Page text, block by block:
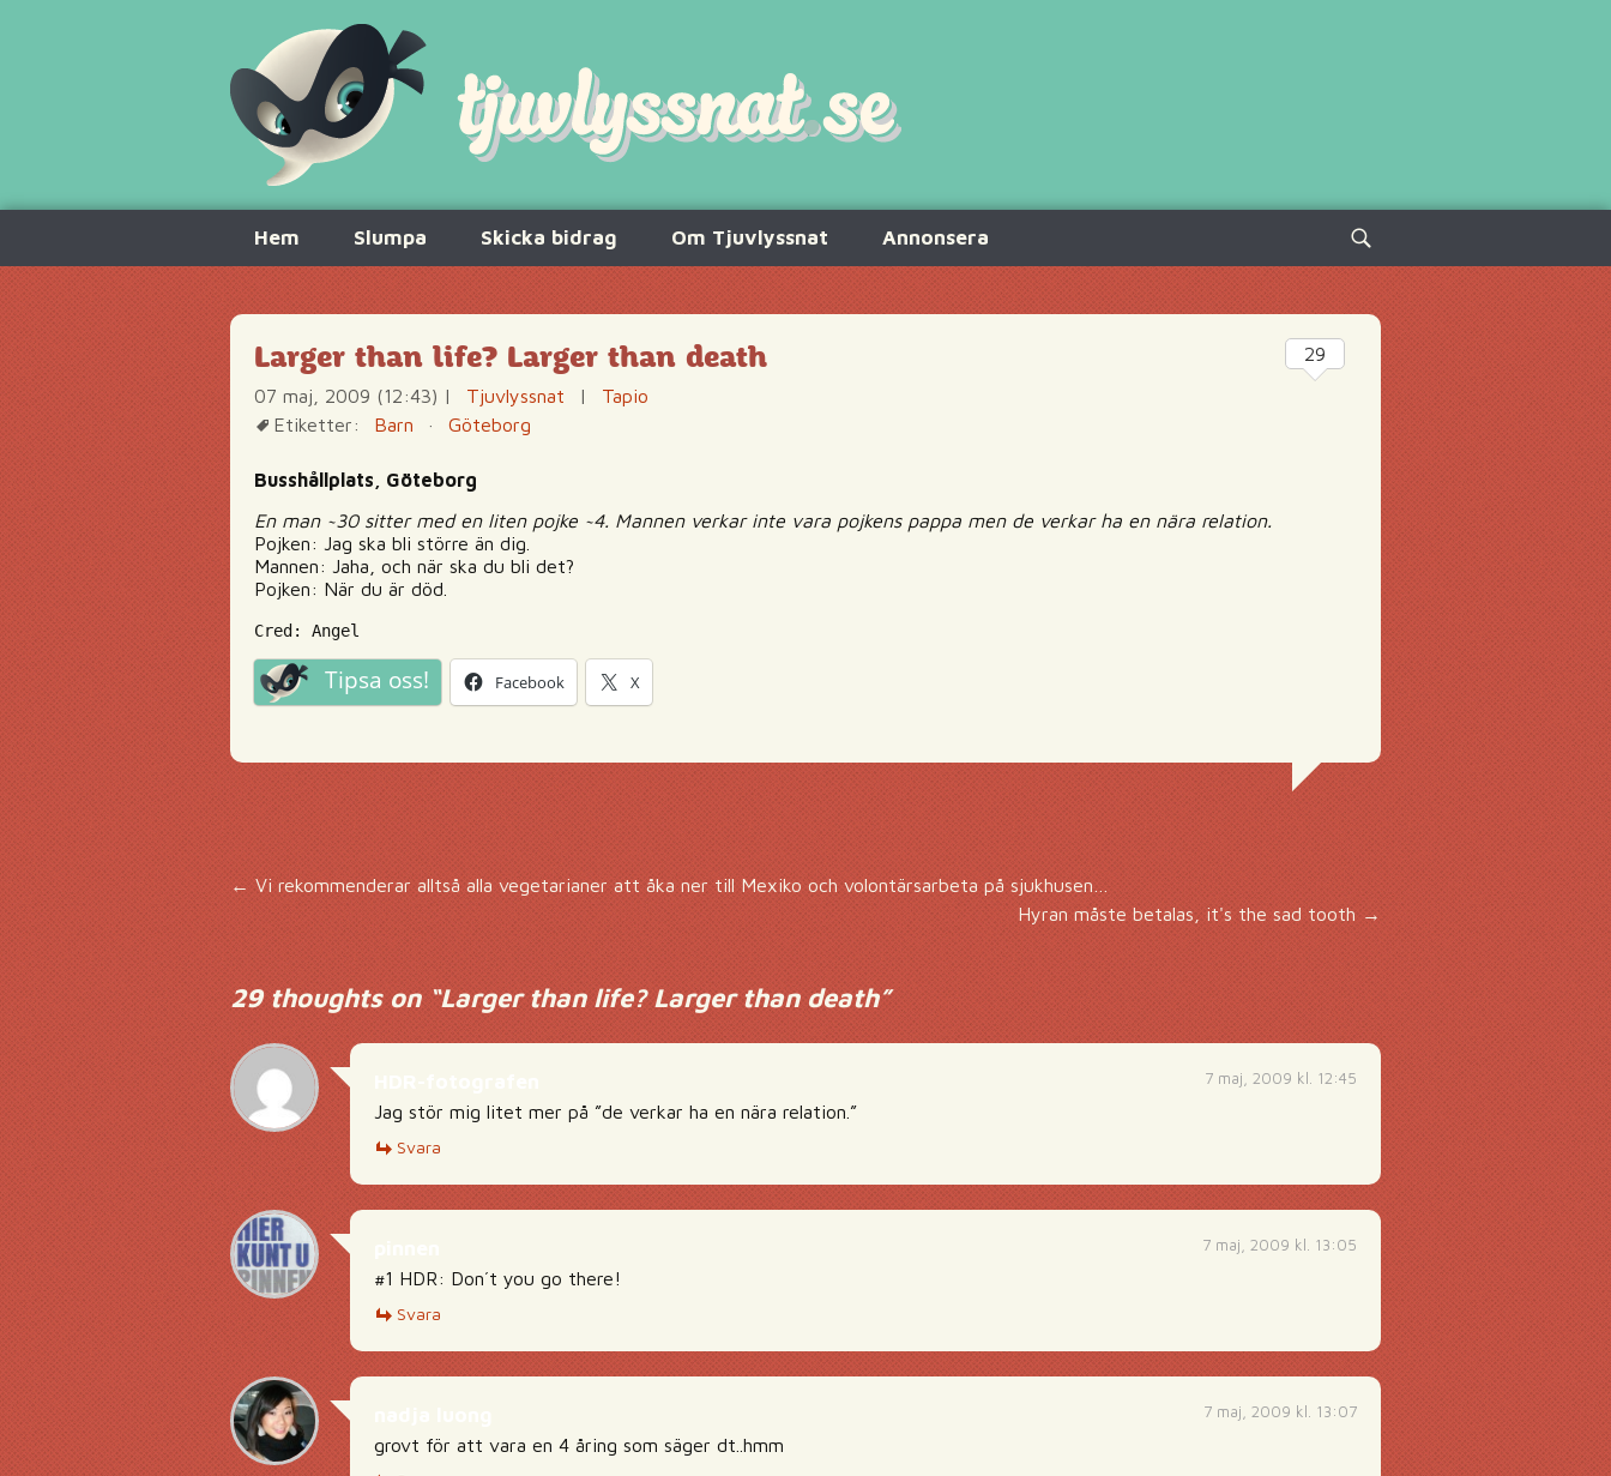
innehåll
Hem Slumpa Skicka bidrag Om Tjuvlyssnat Annonsera
Sök
efter:
Larger than life? Larger than death
07 maj, 2009 (12:43) | Tjuvlyssnat |
Tapio
Etiketter:
Barn · Göteborg
Busshållplats, Göteborg
En man ~30 sitter med en liten pojke ~4. Mannen verkar inte vara pojkens pappa men de verkar ha en nära relation.
Pojken: Jag ska bli större än dig.
Mannen: Jaha, och när ska du bli det?
Pojken: När du är död.
Cred: Angel
Tipsa oss! Facebook X
29
Inläggsnavigering
← Vi rekommenderar alltså alla vegetarianer att åka ner till Mexiko och volontärsarbeta på sjukhusen…
Hyran måste betalas, it's the sad tooth→
29 thoughts on “Larger than life? Larger than death”
7 maj, 2009 kl. 12:45
Jag stör mig litet mer på ”de verkar ha en nära relation.”
Svara
7 maj, 2009 kl. 13:05
#1 HDR: Don´t you go there!
Svara
7 maj, 2009 kl. 13:07
grovt för att vara en 4 åring som säger dt..hmm